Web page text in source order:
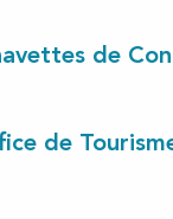
de
de